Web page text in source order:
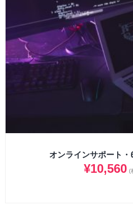
オンラインサポート・
¥10,560 (